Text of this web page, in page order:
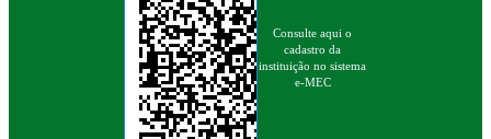
Consulte aqui o
cadastro da
instituição no sistema
e-MEC